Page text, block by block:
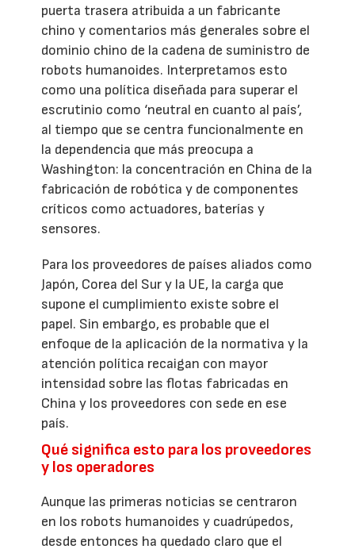
puerta trasera atribuida a un fabricante
chino y comentarios más generales sobre el
dominio chino de la cadena de suministro de
robots humanoides. Interpretamos esto
como una política diseñada para superar el
escrutinio como ‘neutral en cuanto al país’,
al tiempo que se centra funcionalmente en
la dependencia que más preocupa a
Washington: la concentración en China de la
fabricación de robótica y de componentes
críticos como actuadores, baterías y
sensores.
Para los proveedores de países aliados como
Japón, Corea del Sur y la UE, la carga que
supone el cumplimiento existe sobre el
papel. Sin embargo, es probable que el
enfoque de la aplicación de la normativa y la
atención política recaigan con mayor
intensidad sobre las flotas fabricadas en
China y los proveedores con sede en ese
país.
Qué significa esto para los proveedores
y los operadores
Aunque las primeras noticias se centraron
en los robots humanoides y cuadrúpedos,
desde entonces ha quedado claro que el